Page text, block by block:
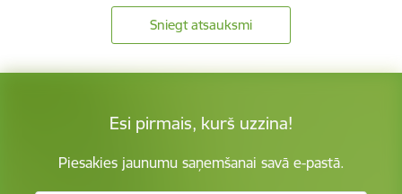
Sniegt atsauksmi
Esi pirmais, kurš uzzina!
Piesakies jaunumu saņemšanai savā e-pastā.